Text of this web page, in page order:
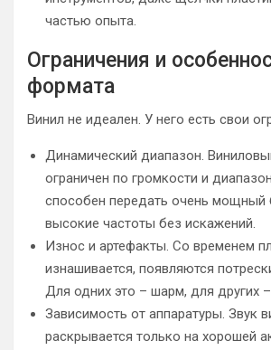
частью опыта.
Ограничения и
формата
Винил не идеален. У него есть свои
Динамический диапазон.
ограничен по громкости и
способен передать очень мощный
высокие частоты без искажений.
Износ и артефакты. Со временем
изнашивается, появляются
Для одних это – шарм, для других
Зависимость от аппаратуры. Звук
раскрывается только на хорошей